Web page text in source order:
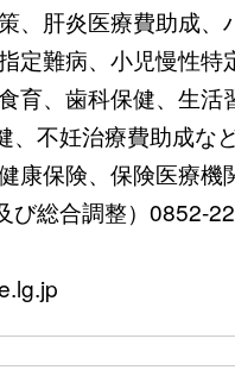
、肝炎医療費助成
定難病、小児慢性
育、歯科保健、生
、不妊治療費助成な
康保険、保険医療
び総合調整）0852-